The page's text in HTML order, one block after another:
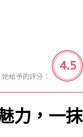
她給予的評分： 4.5
力，一抹